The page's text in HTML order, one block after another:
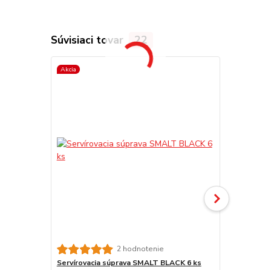
Súvisiaci tovar 22
Akcia
2 hodnotenie
Servírovacia súprava SMALT BLACK 6 ks